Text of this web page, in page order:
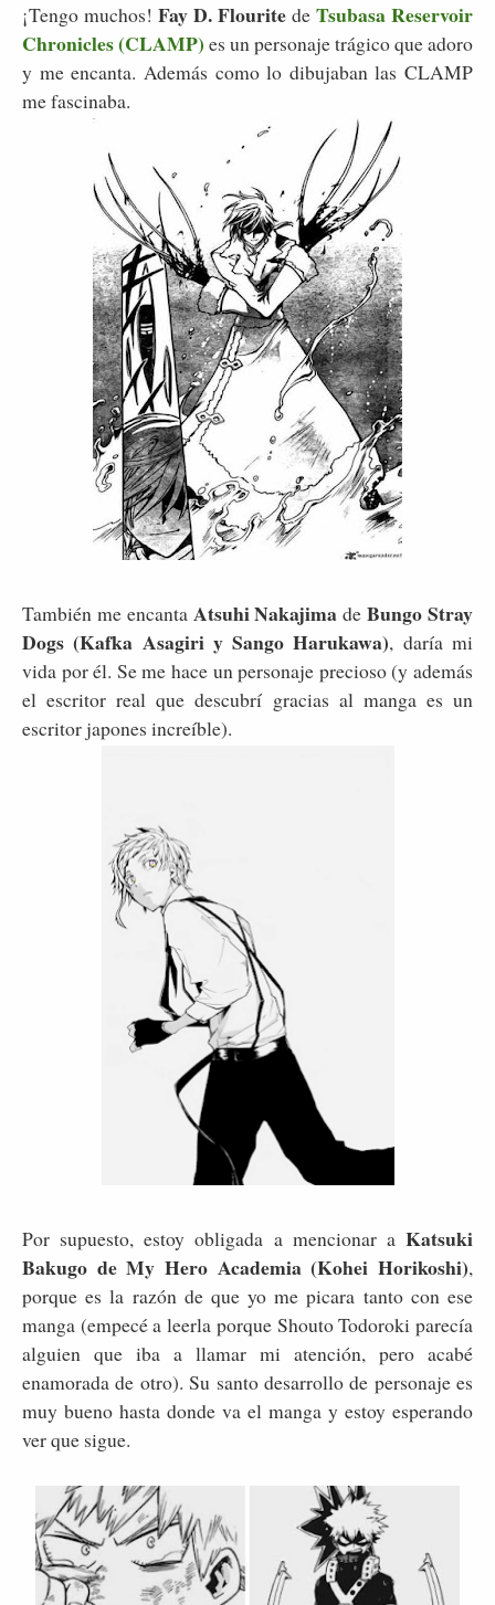
¡Tengo muchos! Fay D. Flourite de Tsubasa Reservoir
Chronicles (CLAMP) es un personaje trágico que adoro
y me encanta. Además como lo dibujaban las CLAMP
me fascinaba.
También me encanta Atsuhi NakajimadeBungo Stray
Dogs (Kafka Asagiri y Sango Harukawa), daría mi
vida por él. Se me hace un personaje precioso (y además
el escritor real que descubrí gracias al manga es un
escritor japones increíble).
Por supuesto, estoy obligada a mencionar a Katsuki
Bakugo de My Hero Academia (Kohei Horikoshi),
porque es la razón de que yo me picara tanto con ese
manga (empecé a leerla porque Shouto Todoroki parecía
alguien que iba a llamar mi atención, pero acabé
enamorada de otro). Su santo desarrollo de personaje es
muy bueno hasta donde va el manga y estoy esperando
ver que sigue.